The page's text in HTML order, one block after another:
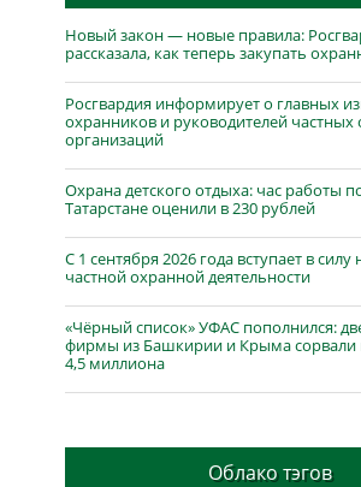
Новый закон — новые правила:
рассказала, как теперь закупать
Росгвардия информирует о главных
охранников и руководителей
организаций
Охрана детского отдыха: час работы
Татарстане оценили в 230 рублей
С 1 сентября 2026 года вступает в
частной охранной деятельности
«Чёрный список» УФАС пополнился:
фирмы из Башкирии и Крыма сорвали
4,5 миллиона
Облако тэгов